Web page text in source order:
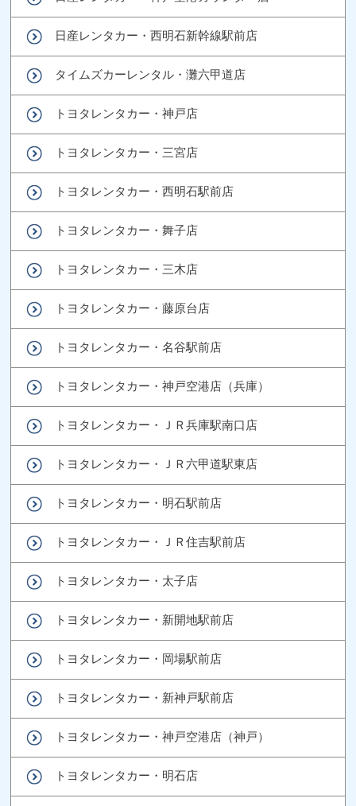
日産レンタカー・西明石新幹線駅前店
タイムズカーレンタル・灘六甲道店
トヨタレンタカー・神戸店
トヨタレンタカー・三宮店
トヨタレンタカー・西明石駅前店
トヨタレンタカー・舞子店
トヨタレンタカー・三木店
トヨタレンタカー・藤原台店
トヨタレンタカー・名谷駅前店
トヨタレンタカー・神戸空港店（兵庫）
トヨタレンタカー・ＪＲ兵庫駅南口店
トヨタレンタカー・ＪＲ六甲道駅東店
トヨタレンタカー・明石駅前店
トヨタレンタカー・ＪＲ住吉駅前店
トヨタレンタカー・太子店
トヨタレンタカー・新開地駅前店
トヨタレンタカー・岡場駅前店
トヨタレンタカー・新神戸駅前店
トヨタレンタカー・神戸空港店（神戸）
トヨタレンタカー・明石店